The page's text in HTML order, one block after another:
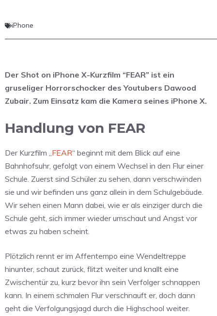
iPhone
Der Shot on iPhone X-Kurzfilm “FEAR” ist ein
gruseliger Horrorschocker des Youtubers Dawood
Zubair. Zum Einsatz kam die Kamera seines iPhone X.
Handlung von FEAR
Der Kurzfilm „FEAR“ beginnt mit dem Blick auf eine
Bahnhofsuhr, gefolgt von einem Wechsel in den Flur einer
Schule. Zuerst sind Schüler zu sehen, dann verschwinden
sie und wir befinden uns ganz allein in dem Schulgebäude.
Wir sehen einen Mann dabei, wie er als einziger durch die
Schule geht, sich immer wieder umschaut und Angst vor
etwas zu haben scheint.
Plötzlich rennt er im Affentempo eine Wendeltreppe
hinunter, schaut zurück, flitzt weiter und knallt eine
Zwischentür zu, kurz bevor ihn sein Verfolger schnappen
kann. In einem schmalen Flur verschnauft er, doch dann
geht die Verfolgungsjagd durch die Highschool weiter.